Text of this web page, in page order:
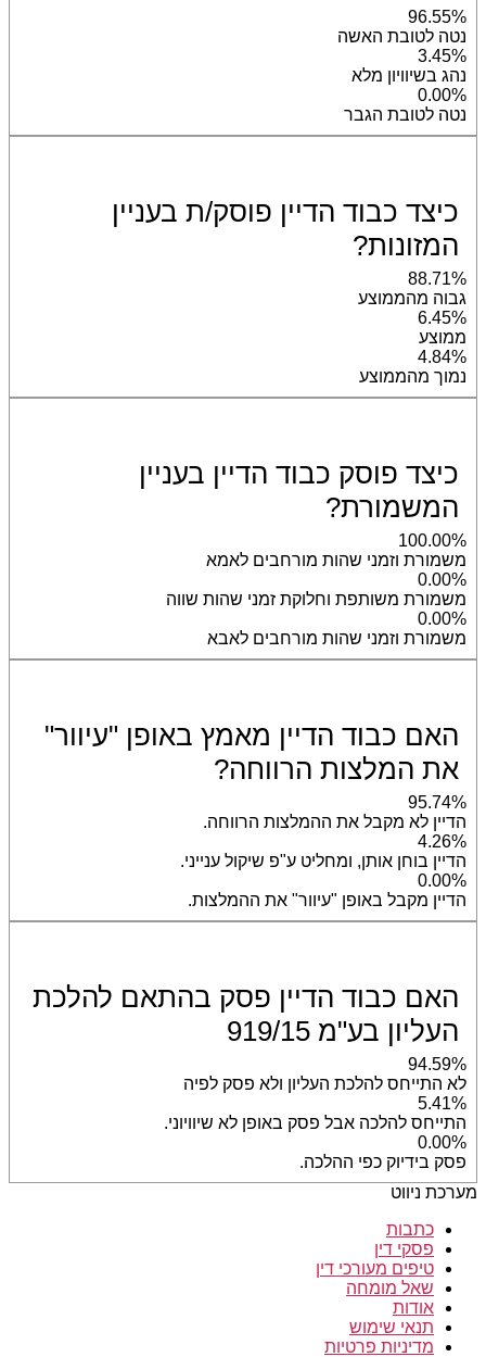
96.55%
נטה לטובת האשה
3.45%
נהג בשיוויון מלא
0.00%
נטה לטובת הגבר
כיצד כבוד הדיין פוסק/ת בעניין
המזונות?
88.71%
גבוה מהממוצע
6.45%
ממוצע
4.84%
נמוך מהממוצע
כיצד פוסק כבוד הדיין בעניין
המשמורת?
100.00%
משמורת וזמני שהות מורחבים לאמא
0.00%
משמורת משותפת וחלוקת זמני שהות שווה
0.00%
משמורת וזמני שהות מורחבים לאבא
האם כבוד הדיין מאמץ באופן "עיוור"
את המלצות הרווחה?
95.74%
הדיין לא מקבל את ההמלצות הרווחה.
4.26%
הדיין בוחן אותן, ומחליט ע"פ שיקול ענייני.
0.00%
הדיין מקבל באופן "עיוור" את ההמלצות.
האם כבוד הדיין פסק בהתאם להלכת
העליון בע"מ 919/15
94.59%
לא התייחס להלכת העליון ולא פסק לפיה
5.41%
התייחס להלכה אבל פסק באופן לא שיוויוני.
0.00%
פסק בידיוק כפי ההלכה.
מערכת ניווט
כתבות
פסקי דין
טיפים מעורכי דין
שאל מומחה
אודות
תנאי שימוש
מדיניות פרטיות